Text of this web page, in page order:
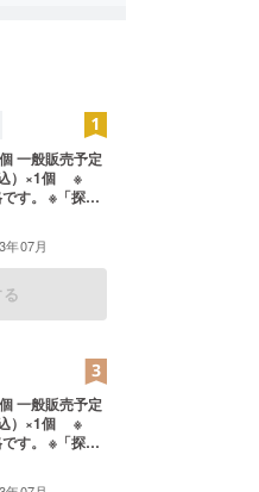
一般販売予定
×1個 ※
す。 ※「探
、iPad、
探す」を搭載
可能です。
用いただけま
により量産効
ます。ご了承
況、使用部材
上の都合等に
場合がありま
年07月
一般販売予定
×1個 ※
す。 ※「探
、iPad、
探す」を搭載